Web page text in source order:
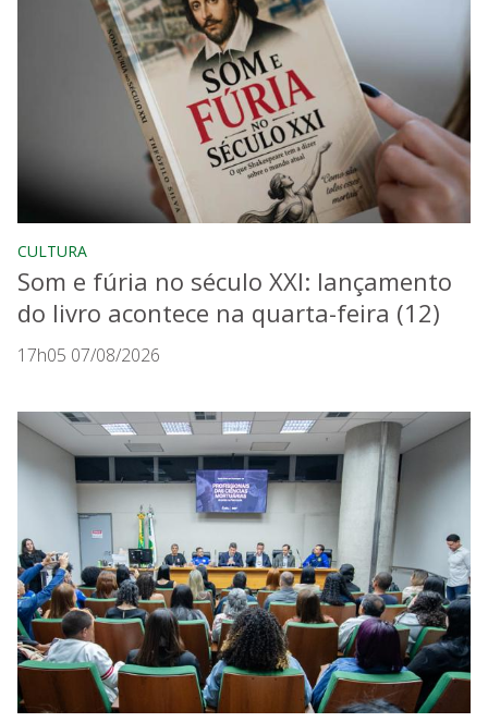
CULTURA
Som e fúria no século XXI: lançamento
do livro acontece na quarta-feira (12)
17h05 07/08/2026